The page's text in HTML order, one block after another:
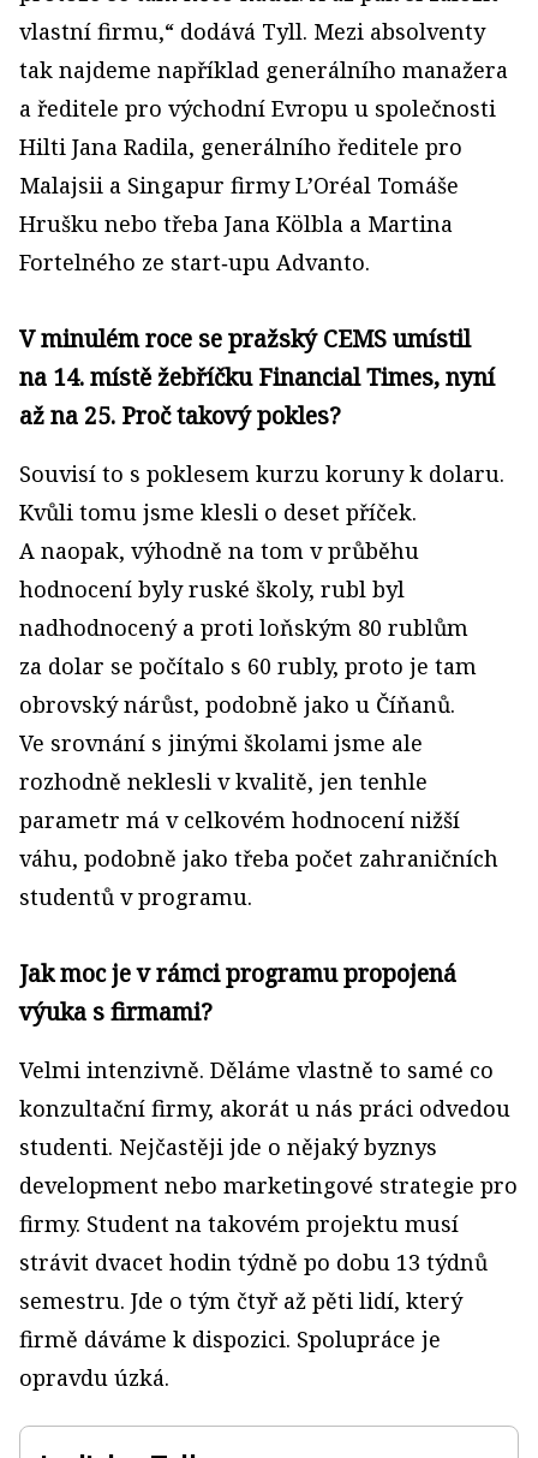
vlastní firmu,“ dodává Tyll. Mezi absolventy
tak najdeme například generálního manažera
a ředitele pro východní Evropu u společnosti
Hilti Jana Radila, generálního ředitele pro
Malajsii a Singapur firmy L’Oréal Tomáše
Hrušku nebo třeba Jana Kölbla a Martina
Fortelného ze start‑upu Advanto.
V minulém roce se pražský CEMS umístil
na 14. místě žebříčku Financial Times, nyní
až na 25. Proč takový pokles?
Souvisí to s poklesem kurzu koruny k dolaru.
Kvůli tomu jsme klesli o deset příček.
A naopak, výhodně na tom v průběhu
hodnocení byly ruské školy, rubl byl
nadhodnocený a proti loňským 80 rublům
za dolar se počítalo s 60 rubly, proto je tam
obrovský nárůst, podobně jako u Číňanů.
Ve srovnání s jinými školami jsme ale
rozhodně neklesli v kvalitě, jen tenhle
parametr má v celkovém hodnocení nižší
váhu, podobně jako třeba počet zahraničních
studentů v programu.
Jak moc je v rámci programu propojená
výuka s firmami?
Velmi intenzivně. Děláme vlastně to samé co
konzultační firmy, akorát u nás práci odvedou
studenti. Nejčastěji jde o nějaký byznys
development nebo marketingové strategie pro
firmy. Student na takovém projektu musí
strávit dvacet hodin týdně po dobu 13 týdnů
semestru. Jde o tým čtyř až pěti lidí, který
firmě dáváme k dispozici. Spolupráce je
opravdu úzká.